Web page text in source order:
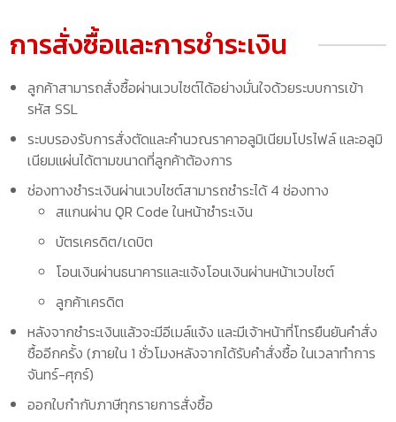
การสั่งซื้อและการชำระเงิน
ลูกค้าสามารถสั่งซื้อผ่านเวบไซต์ได้อย่างมั่นใจด้วยระบบการเข้า
รหัส SSL
ระบบรองรับการสั่งตัดและคำนวณราคาอลูมิเนียมโปรไฟล์ และอลูมิ
เนียมแผ่นได้ตามขนาดที่ลูกค้าต้องการ
ช่องทางชำระเงินผ่านเวบไซต์สามารถชำระได้ 4 ช่องทาง
สแกนผ่าน QR Code ในหน้าชำระเงิน
บัตรเครดิต/เดบิต
โอนเงินผ่านธนาคารและแจ้งโอนเงินผ่านหน้าเวบไซต์
ลูกค้าเครดิต
หลังจากชำระเงินแล้วจะมีอีเมล์แจ้ง และมีเจ้าหน้าที่โทรยืนยันคำสั่ง
ซื้ออีกครั้ง (ภายใน 1 ชั่วโมงหลังจากได้รับคำสั่งซื้อ ในเวลาทำการ
จันทร์-ศุกร์)
ออกใบกำกับภาษีทุกรายการสั่งซื้อ